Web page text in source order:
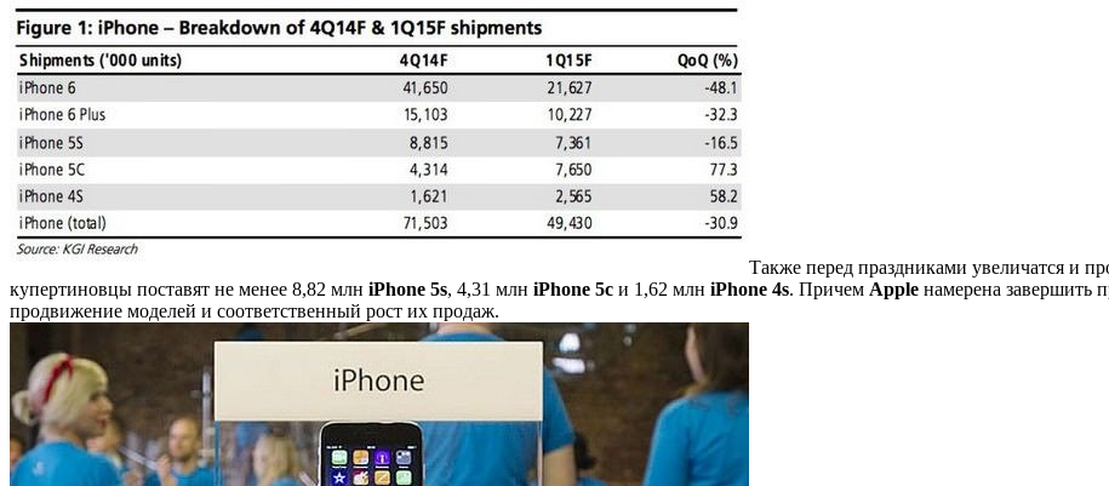
Также перед праздниками увеличатся и
купертиновцы поставят не менее 8,82 млн iPhone 5s, 4,31 млн iРhone 5c и 1,62 млн iPhone 4s. Причем Apple намерена завершить
продвижение моделей и соответственный рост их продаж.